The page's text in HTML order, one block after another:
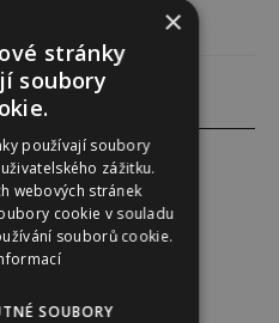
×
stránky
soubory
používají soubory
zážitku.
webových stránek
cookie v souladu
souborů cookie.
SOUBORY